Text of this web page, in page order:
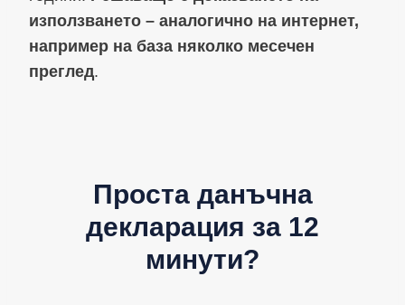
използването – аналогично на интернет,
например на база няколко месечен
преглед.
Проста данъчна
декларация за 12
минути?